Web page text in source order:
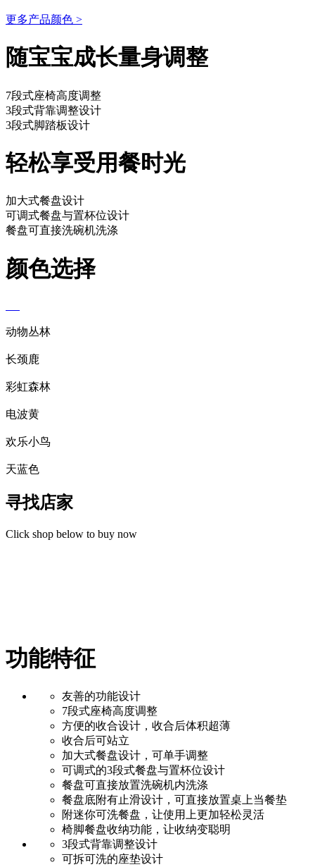
更多产品颜色 >
随宝宝成长量身调整
7段式座椅高度调整
3段式背靠调整设计
3段式脚踏板设计
轻松享受用餐时光
加大式餐盘设计
可调式餐盘与置杯位设计
餐盘可直接洗碗机洗涤
颜色选择
动物丛林
长颈鹿
彩虹森林
电波黄
欢乐小鸟
天蓝色
寻找店家
Click shop below to buy now
功能特征
友善的功能设计
7段式座椅高度调整
方便的收合设计，收合后体积超薄
收合后可站立
加大式餐盘设计，可单手调整
可调式的3段式餐盘与置杯位设计
餐盘可直接放置洗碗机内洗涤
餐盘底附有止滑设计，可直接放置桌上当餐垫
附迷你可洗餐盘，让使用上更加轻松灵活
椅脚餐盘收纳功能，让收纳变聪明
3段式背靠调整设计
可拆可洗的座垫设计